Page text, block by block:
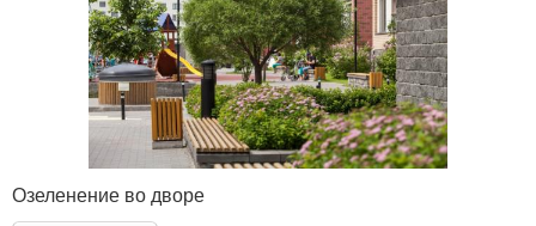
Озеленение во дворе